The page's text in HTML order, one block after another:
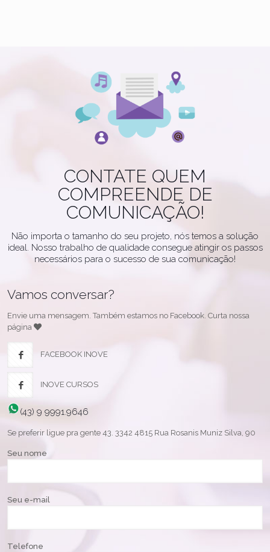
CONTATE QUEM
COMPREENDE DE
COMUNICAÇÃO!
Não importa o tamanho do seu projeto, nós temos a solução
ideal. Nosso trabalho de qualidade consegue atingir os passos
necessários para o sucesso de sua comunicação!
Vamos conversar?
Envie uma mensagem. Também estamos no Facebook. Curta nossa
página
FACEBOOK INOVE
INOVE CURSOS
(43) 9 9991.9646
Se preferir ligue pra gente 43. 3342 4815 Rua Rosanis Muniz Silva, 90
Seu nome
Seu e-mail
Telefone